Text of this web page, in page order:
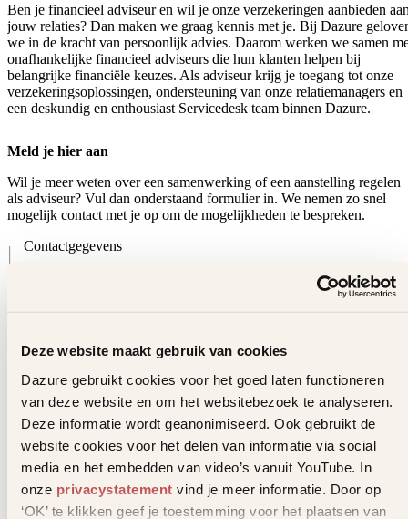
Deze website maakt gebruik van cookies
Dazure gebruikt cookies voor het goed laten functioneren
van deze website en om het websitebezoek te analyseren.
Deze informatie wordt geanonimiseerd. Ook gebruikt de
website cookies voor het delen van informatie via social
media en het embedden van video’s vanuit YouTube. In
onze privacystatement vind je meer informatie. Door op
‘OK’ te klikken geef je toestemming voor het plaatsen van
Ben je financieel adviseur en wil je onze verzekeringen aanbieden
jouw relaties? Dan maken we graag kennis met je. Bij Dazure
we in de kracht van persoonlijk advies. Daarom werken we samen
onafhankelijke financieel adviseurs die hun klanten helpen bij
belangrijke financiële keuzes. Als adviseur krijg je toegang tot onze
verzekeringsoplossingen, ondersteuning van onze relatiemanagers en
een deskundig en enthousiast Servicedesk team binnen Dazure.
Meld je hier aan
Wil je meer weten over een samenwerking of een aanstelling regelen
als adviseur? Vul dan onderstaand formulier in. We nemen zo snel
mogelijk contact met je op om de mogelijkheden te bespreken.
Contactgegevens
E-mailadres
Telefoonnummer*
Adresgegevens
Straatnaam en huisnummer / Postbus*
Postcode*